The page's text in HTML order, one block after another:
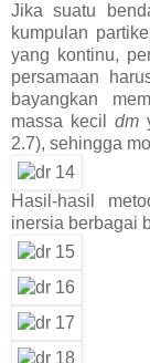
Jika suatu
kumpulan
yang kontinu,
persamaan
bayangkan
massa kecil dm
2.7), sehingga
Hasil-hasil
inersia berbagai